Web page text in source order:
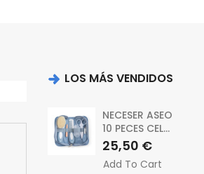
LOS MÁS VENDIDOS
NECESER ASEO
10 PECES CEL...
Precio
25,50 €
Add To Cart